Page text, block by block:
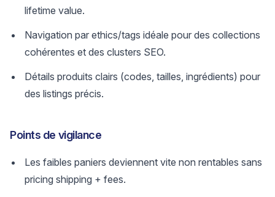
lifetime value.
Navigation par ethics/tags idéale pour des collections
cohérentes et des clusters SEO.
Détails produits clairs (codes, tailles, ingrédients) pour
des listings précis.
Points de vigilance
Les faibles paniers deviennent vite non rentables sans
pricing shipping + fees.